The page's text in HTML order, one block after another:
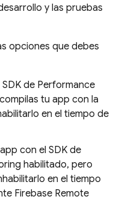
y las pruebas
opciones que debes
de Performance
tu app con la
en el tiempo de
con el SDK de
habilitado, pero
en el tiempo
Firebase Remote